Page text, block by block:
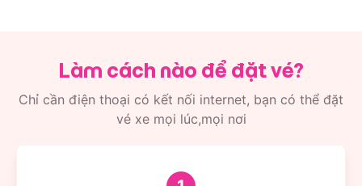
Làm cách nào để đặt vé?
Chỉ cần điện thoại có kết nối internet, bạn có thể đặt
vé xe mọi lúc,mọi nơi